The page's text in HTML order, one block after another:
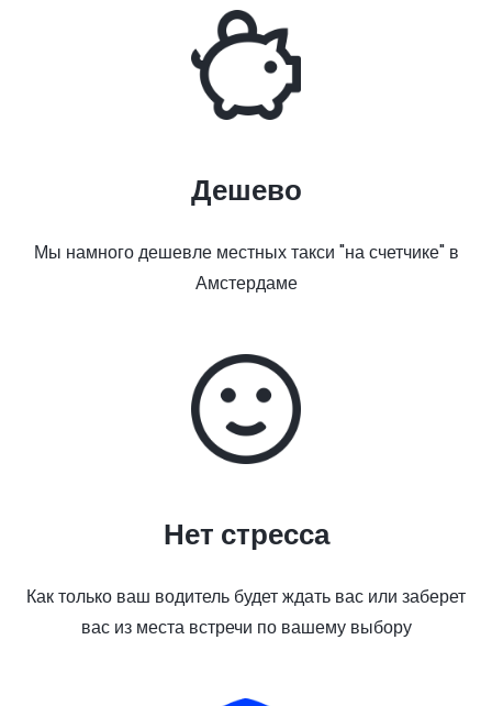
Дешево
Мы намного дешевле местных такси "на счетчике" в
Амстердаме
Нет стресса
Как только ваш водитель будет ждать вас или заберет
вас из места встречи по вашему выбору